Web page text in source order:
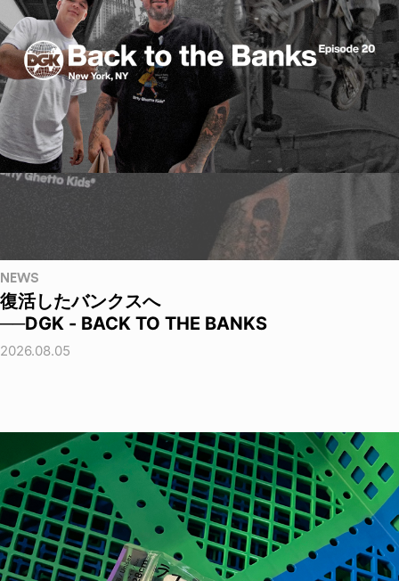
NEWS
復活したバンクスへ
──DGK - BACK TO THE BANKS
2026.08.05